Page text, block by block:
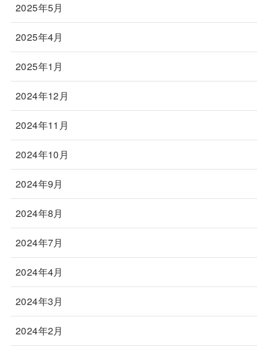
2025年5月
2025年4月
2025年1月
2024年12月
2024年11月
2024年10月
2024年9月
2024年8月
2024年7月
2024年4月
2024年3月
2024年2月